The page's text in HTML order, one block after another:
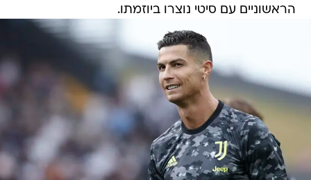
הראשוניים עם סיטי נוצרו ביוזמתו.